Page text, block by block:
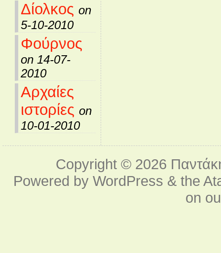
Δίολκος on
5-10-2010
Φούρνος
on 14-07-
2010
Αρχαίες
ιστορίες on
10-01-2010
Copyright © 2026
Powered byWordPress & the
on